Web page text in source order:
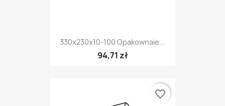
330x230x10-100 Opakownaie...
94,71 zł
favorite_border